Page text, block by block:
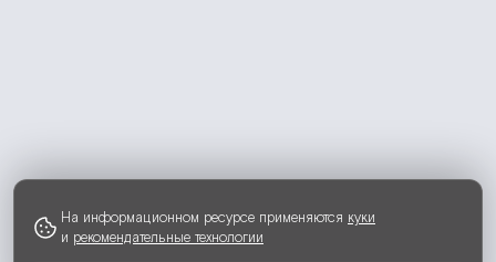
На информационном ресурсе применяются куки
и рекомендательные технологии